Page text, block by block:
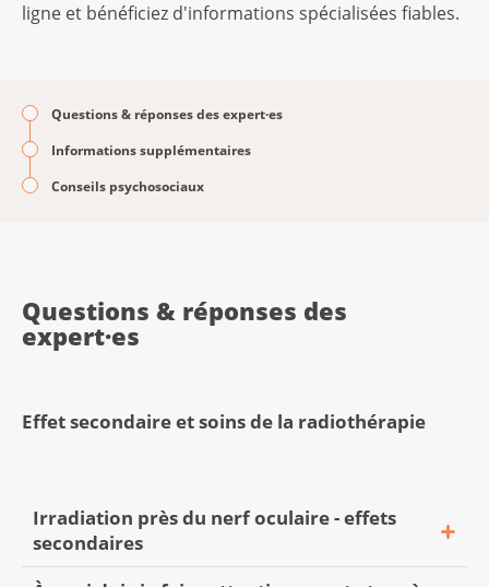
ligne et bénéficiez d'informations spécialisées fiables.
Questions & réponses des expert·es
Informations supplémentaires
Conseils psychosociaux
Questions & réponses des
expert·es
Effet secondaire et soins de la radiothérapie
Irradiation près du nerf oculaire - effets
secondaires